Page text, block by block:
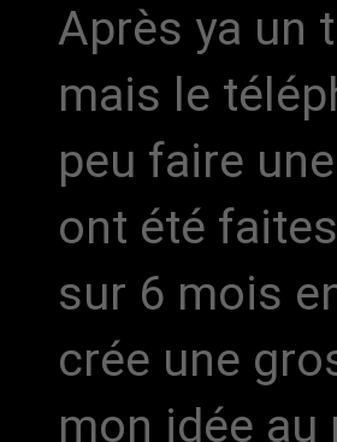
Après ya un
mais le
peu faire
ont été
sur 6 mois
crée une
mon idée au